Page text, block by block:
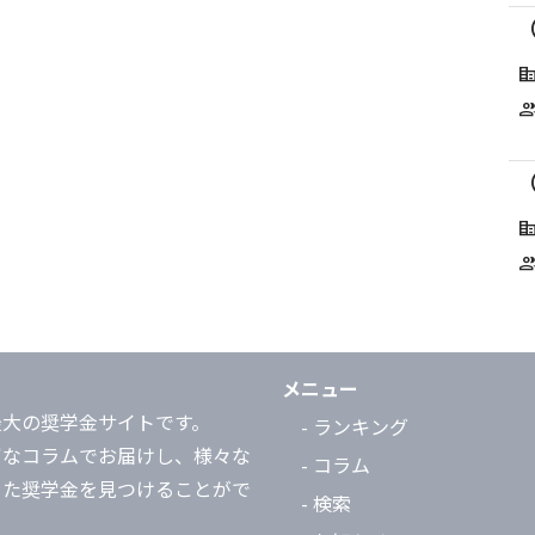
corporate_fare
corporate_fare
の奨学金サイトです。
コラムでお届けし、様々な
奨学金を見つけることがで
メニュー
- ランキング
- コラム
- 検索